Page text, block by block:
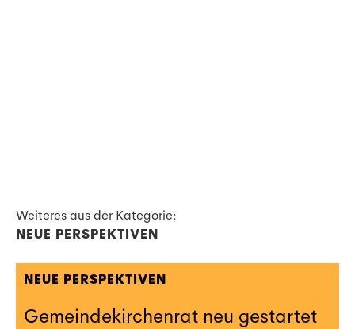
Weiteres aus der Kategorie:
NEUE PERSPEKTIVEN
NEUE PERSPEKTIVEN
Gemeindekirchenrat neu gestartet